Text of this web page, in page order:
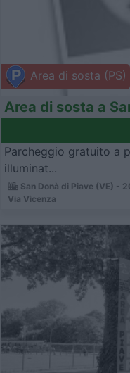
Area di sosta (PS)
Area di sosta a
Parcheggio gratuito a
illuminat...
San Donà di Piave (VE) -
Via Vicenza